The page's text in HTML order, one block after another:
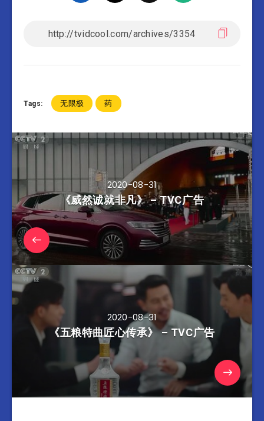
Tags: 无限极 药
2020-08-31
《威然诚就非凡》 – TVC广告
2020-08-31
《五粮特曲匠心传承》 – TVC广告